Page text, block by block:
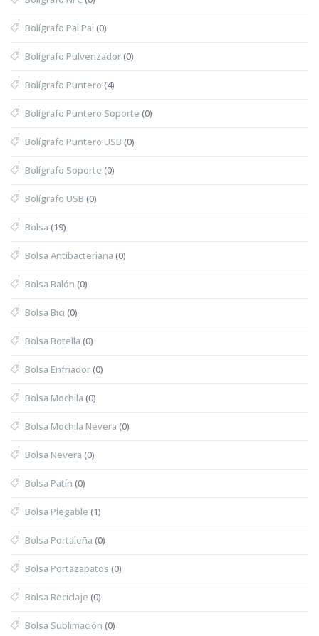
Bolígrafo Pai Pai (0)
Bolígrafo Pulverizador(0)
Bolígrafo Puntero (4)
Bolígrafo Puntero Soporte (0)
Bolígrafo Puntero USB (0)
Bolígrafo Soporte (0)
Bolígrafo USB (0)
Bolsa (19)
Bolsa Antibacteriana (0)
Bolsa Balón (0)
Bolsa Bici (0)
Bolsa Botella (0)
Bolsa Enfriador(0)
Bolsa Mochila (0)
Bolsa Mochila Nevera (0)
Bolsa Nevera (0)
Bolsa Patín (0)
Bolsa Plegable (1)
Bolsa Portaleña (0)
Bolsa Portazapatos (0)
Bolsa Reciclaje (0)
Bolsa Sublimación (0)